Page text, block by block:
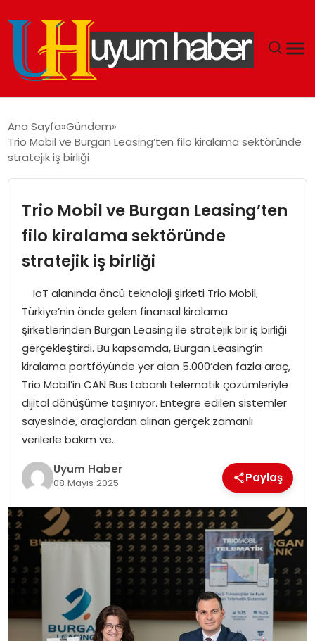
EKONOMI
SPOR
TEKNOLOJI
SAĞLIK
MAGAZIN
YAŞAM
Ana Sayfa Gündem
Trio Mobil ve Burgan Leasing’ten filo kiralama sektöründe
stratejik iş birliği
Trio Mobil ve Burgan Leasing’ten
filo kiralama sektöründe
stratejik iş birliği
IoT alanında öncü teknoloji şirketi Trio Mobil,
Türkiye’nin önde gelen finansal kiralama
şirketlerinden Burgan Leasing ile stratejik bir iş birliği
gerçekleştirdi. Bu kapsamda, Burgan Leasing’in
kiralama portföyünde yer alan 5.000’den fazla araç,
Trio Mobil’in CAN Bus tabanlı telematik çözümleriyle
dijital dönüşüme taşınıyor. Entegre edilen sistemler
sayesinde, araçlardan alınan gerçek zamanlı
verilerle bakım ve…
Uyum Haber
08 Mayıs 2025 Paylaş